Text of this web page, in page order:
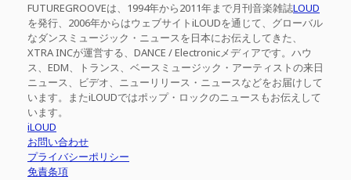
FUTUREGROOVEは、1994年から2011年まで月刊音楽雑誌LOUD
を発行、2006年からはウェブサイトiLOUDを通じて、グローバル
なダンスミュージック・ニュースを日本にお伝えしてきた、
XTRA INCが運営する、DANCE / Electronicメディアです。ハウ
ス、EDM、トランス、ベースミュージック・アーティストの来日
ニュース、ビデオ、ニューリリース・ニュースなどをお届けして
います。またiLOUDではポップ・ロックのニュースもお伝えして
います。
iLOUD
お問い合わせ
プライバシーポリシー
免責条項